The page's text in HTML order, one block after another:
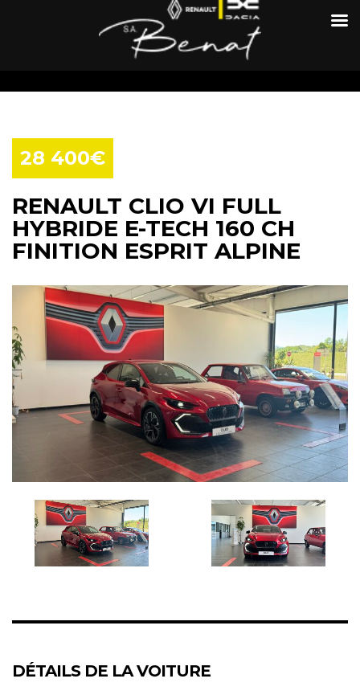
28 400€
RENAULT CLIO VI FULL
HYBRIDE E-TECH 160 CH
FINITION ESPRIT ALPINE
DÉTAILS DE LA VOITURE